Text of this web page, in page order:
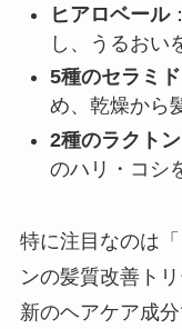
ヒアロベール
し、うるおい
5種のセラミド
め、乾燥から
2種のラクトン
のハリ・コシ
特に注目なのは
ンの髪質改善ト
新のヘアケア成